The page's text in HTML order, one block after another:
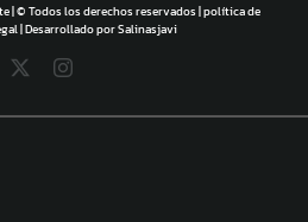
| © Todos los derechos reservados |política de
| Desarrollado porSalinasjavi
Instagram